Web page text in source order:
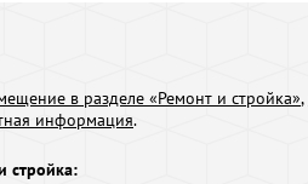
в разделе «Ремонт и стройка»,
информация.
стройка: